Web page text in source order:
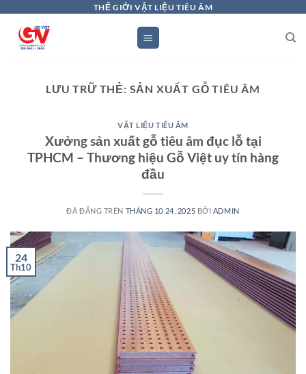
THẾ GIỚI VẬT LIỆU TIÊU ÂM
LƯU TRỮ THẺ: SẢN XUẤT GỖ TIÊU ÂM
VẬT LIỆU TIÊU ÂM
Xưởng sản xuất gỗ tiêu âm đục lỗ tại
TPHCM – Thương hiệu Gỗ Việt uy tín hàng
đầu
ĐÃ ĐĂNG TRÊN THÁNG 10 24, 2025 BỞI ADMIN
24
Th10